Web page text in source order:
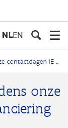
NLEN
IE of financiering
onze